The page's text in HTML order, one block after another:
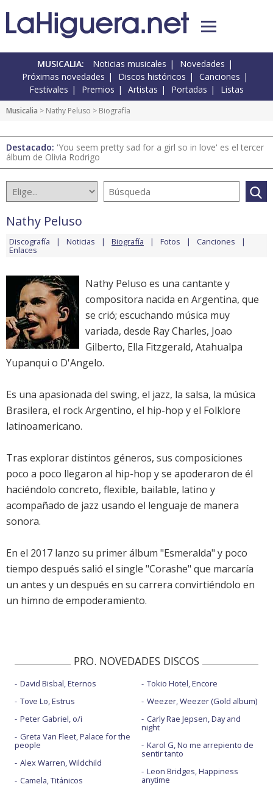
MUSICALIA: Noticias musicales
Novedades
Próximas novedades
Discos históricos
Canciones
Festivales
Premios Artistas Portadas Listas
Musicalia > Nathy Peluso > Biografía
Destacado: 'You seem pretty sad for a girl so in love' es el tercer
álbum de Olivia Rodrigo
Nathy Peluso
Discografía Noticias Biografía Fotos Canciones
Enlaces
Nathy Peluso es una cantante y
compositora nacida en Argentina, que
se crió; escuchando música muy
variada, desde Ray Charles, Joao
Gilberto, Ella Fitzgerald, Atahualpa
Yupanqui o D'Angelo.
Es una apasionada del swing, el jazz, la salsa, la música
Brasilera, el rock Argentino, el hip-hop y el Folklore
latinoamericano.
Tras explorar distintos géneros, sus composiciones
poco a poco llegaron al hip-hop y se apoderaron de él
haciéndolo concreto, flexible, bailable, latino y
acompañado de jazz usando el lenguaje de manera
sonora.
En el 2017 lanzo su primer álbum "Esmeralda" y poco
tiempo después salió el single "Corashe" que marcaría
un antes y un después en su carrera convirtiéndolo en
un himno de empoderamiento.
PRO. NOVEDADES DISCOS
David Bisbal, Eternos
Tove Lo, Estrus
Peter Gabriel, o/i
Greta Van Fleet, Palace for the
people
Alex Warren, Wildchild
Camela, Titánicos
Tokio Hotel, Encore
Weezer, Weezer (Gold album)
Carly Rae Jepsen, Day and
night
Karol G, No me arrepiento de
sentir tanto
Leon Bridges, Happiness
anytime